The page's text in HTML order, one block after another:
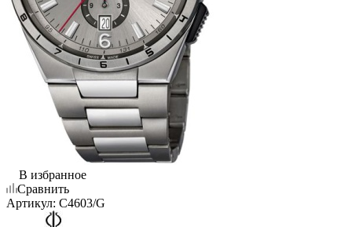
В избранное
Сравнить
Артикул: C4603/G